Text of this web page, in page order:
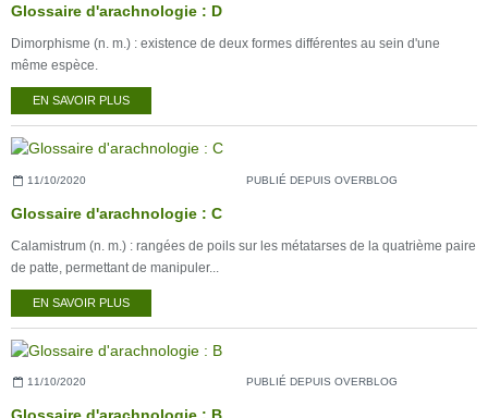
Glossaire d'arachnologie : D
Dimorphisme (n. m.) : existence de deux formes différentes au sein d'une
même espèce.
EN SAVOIR PLUS
11/10/2020 PUBLIÉ DEPUIS OVERBLOG
Glossaire d'arachnologie : C
Calamistrum (n. m.) : rangées de poils sur les métatarses de la quatrième paire
de patte, permettant de manipuler...
EN SAVOIR PLUS
11/10/2020 PUBLIÉ DEPUIS OVERBLOG